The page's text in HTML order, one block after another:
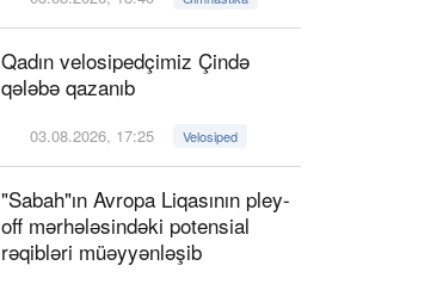
Qadın velosipedçimiz Çində
qələbə qazanıb
03.08.2026, 17:25 Velosiped
"Sabah"ın Avropa Liqasının pley-
off mərhələsindəki potensial
rəqibləri müəyyənləşib